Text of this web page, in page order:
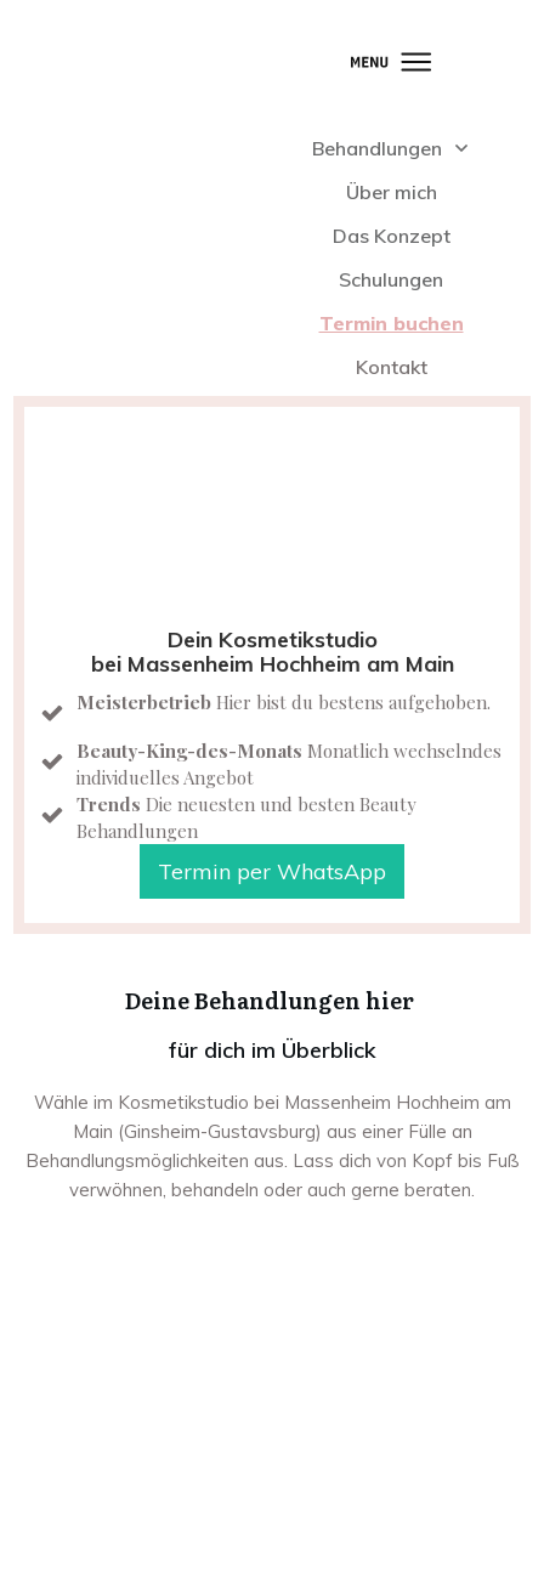
Behandlungen
Über mich
Das Konzept
Schulungen
Termin buchen
Kontakt
Dein Kosmetikstudio
bei Massenheim Hochheim am Main
Meisterbetrieb Hier bist du bestens aufgehoben.
Beauty-King-des-Monats Monatlich wechselndes
individuelles Angebot
Trends Die neuesten und besten Beauty
Behandlungen
Termin per WhatsApp
Deine Behandlungen hier
für dich im Überblick
Wähle im Kosmetikstudio bei Massenheim Hochheim am
Main (Ginsheim-Gustavsburg) aus einer Fülle an
Behandlungsmöglichkeiten aus. Lass dich von Kopf bis Fuß
verwöhnen, behandeln oder auch gerne beraten.